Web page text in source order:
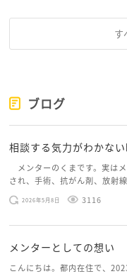
今はいろんな問題が
なきゃ」と感じやす
そして、周囲が気づ
が傷つかなかったこ
と思います。
環境が変わることで
になることもあります
す
ブログ
相談する気力がわかな
メンターのくまです。実は
され、手術、抗がん剤、放射
スを体験していて、しばらく
いませんでした。体力だけで
2026年5月8日 3116
メンターとしての想い
こんにちは。都内在住で、